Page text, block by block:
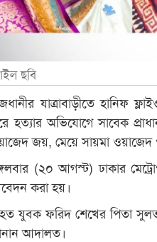
ছবি
যাত্রাবাড়ীতে হানিফ
হত্যার অভিযোগে সাবেক
জয়, মেয়ে সায়মা
(২০ আগস্ট) ঢাকার
করা হয়।
যুবক ফরিদ শেখের পিতা
আদালত।